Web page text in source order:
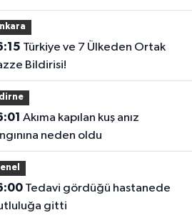
Bildirisi!
neden oldu
Tedavi gördüğü hastanede
gitti